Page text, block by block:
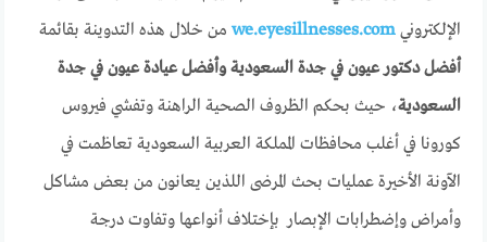
الإلكترونيwe.eyesillnesses.com من خلال هذه التدوينة بقائمة
أفضل دكتور عيون في جدة السعودية وأفضل عيادة عيون في جدة
السعودية، حيث بحكم الظروف الصحية الراهنة وتفشي فيروس
كورونا في أغلب محافظات المملكة العربية السعودية تعاظمت في
الآونة الأخيرة عمليات بحث المرضى اللذين يعانون من بعض مشاكل
وأمراض وإضطرابات الإبصار بإختلاف أنواعها وتفاوت درجة